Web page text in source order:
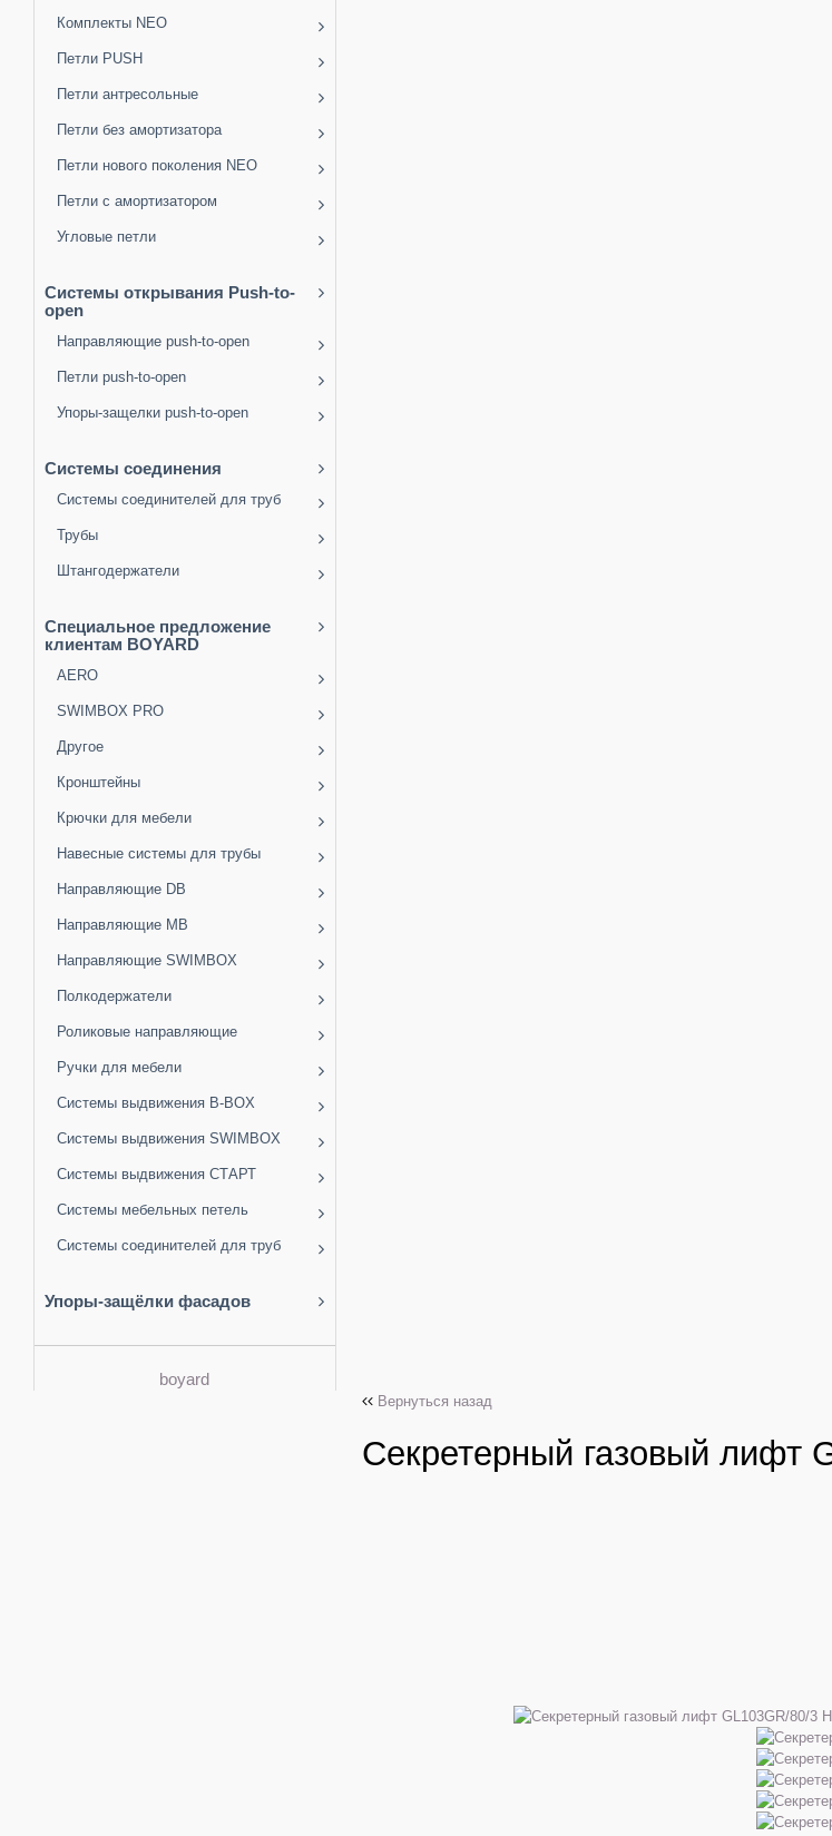
Комплекты NEO
Петли PUSH
Петли антресольные
Петли без амортизатора
Петли нового поколения NEO
Петли с амортизатором
Угловые петли
Системы открывания Push-to-
open
Направляющие push-to-open
Петли push-to-open
Упоры-защелки push-to-open
Системы соединения
Системы соединителей для труб
Трубы
Штангодержатели
Специальное предложение
клиентам BOYARD
AERO
SWIMBOX PRO
Другое
Кронштейны
Крючки для мебели
Навесные системы для трубы
Направляющие DB
Направляющие MB
Направляющие SWIMBOX
Полкодержатели
Роликовые направляющие
Ручки для мебели
Системы выдвижения B-BOX
Системы выдвижения SWIMBOX
Системы выдвижения СТАРТ
Системы мебельных петель
Системы соединителей для труб
Упоры-защёлки фасадов
boyard
Вернуться назад
Секретерный газовый лифт